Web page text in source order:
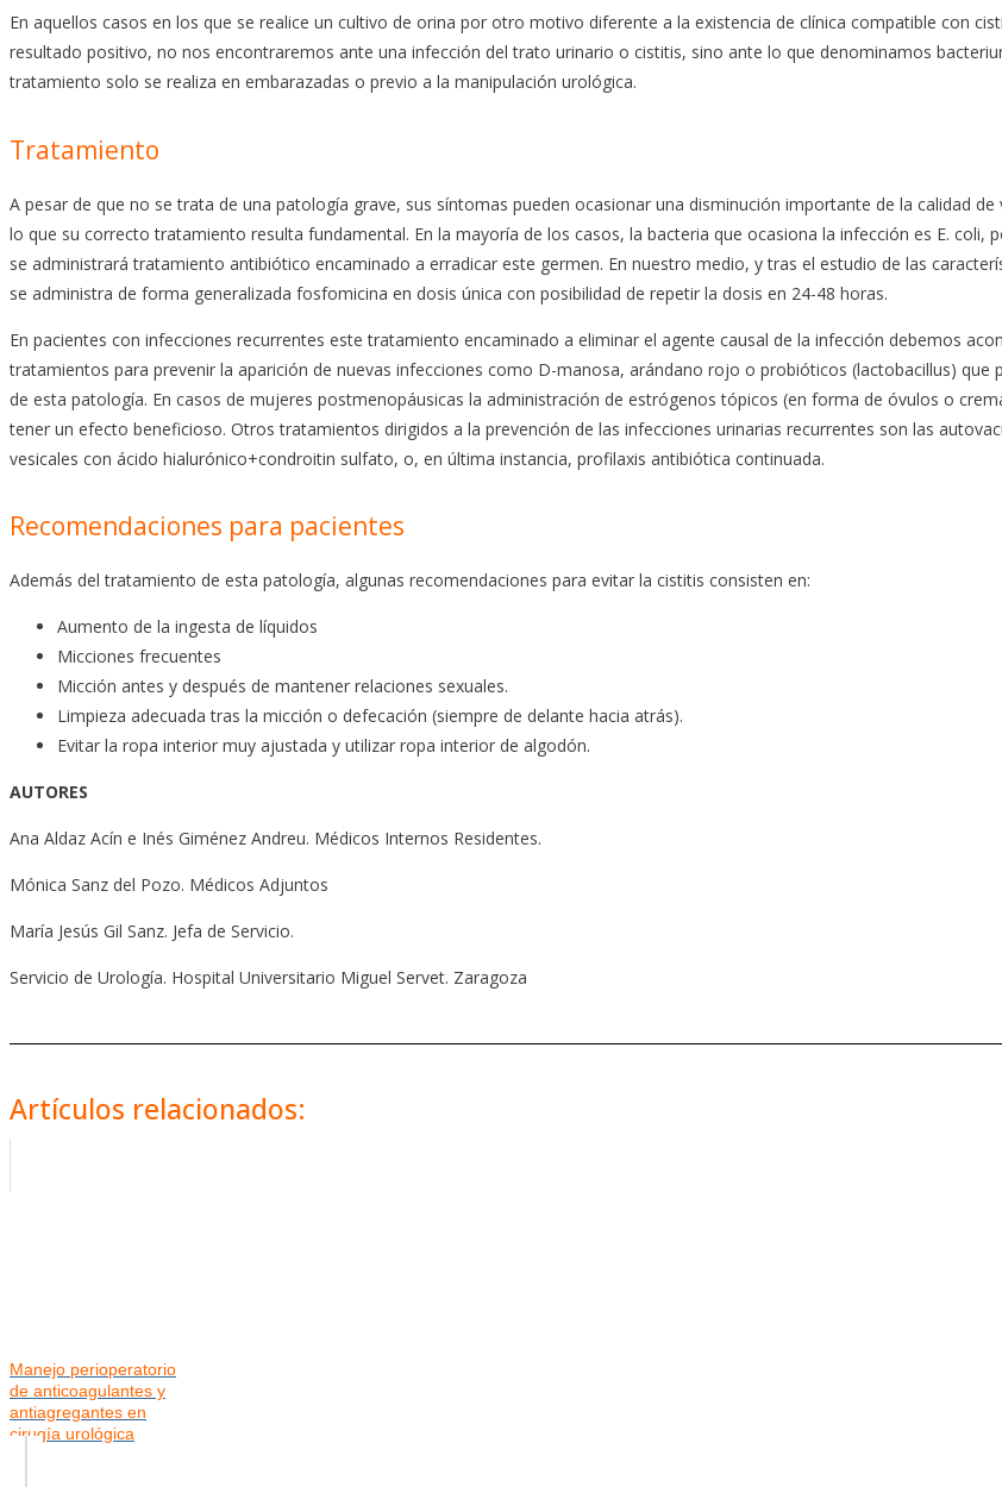
En aquellos casos en los que se realice un cultivo de orina por otro motivo diferente a la existencia de clínica compatible con
resultado positivo, no nos encontraremos ante una infección del trato urinario o cistitis, sino ante lo que denominamos
tratamiento solo se realiza en embarazadas o previo a la manipulación urológica.
Tratamiento
A pesar de que no se trata de una patología grave, sus síntomas pueden ocasionar una disminución importante de la calidad de
lo que su correcto tratamiento resulta fundamental. En la mayoría de los casos, la bacteria que ocasiona la infección es E. coli,
se administrará tratamiento antibiótico encaminado a erradicar este germen. En nuestro medio, y tras el estudio de las
se administra de forma generalizada fosfomicina en dosis única con posibilidad de repetir la dosis en 24-48 horas.
En pacientes con infecciones recurrentes este tratamiento encaminado a eliminar el agente causal de la infección debemos
tratamientos para prevenir la aparición de nuevas infecciones como D-manosa, arándano rojo o probióticos (lactobacillus) que
de esta patología. En casos de mujeres postmenopáusicas la administración de estrógenos tópicos (en forma de óvulos o
tener un efecto beneficioso. Otros tratamientos dirigidos a la prevención de las infecciones urinarias recurrentes son las
vesicales con ácido hialurónico+condroitin sulfato, o, en última instancia, profilaxis antibiótica continuada.
Recomendaciones para pacientes
Además del tratamiento de esta patología, algunas recomendaciones para evitar la cistitis consisten en:
Aumento de la ingesta de líquidos
Micciones frecuentes
Micción antes y después de mantener relaciones sexuales.
Limpieza adecuada tras la micción o defecación (siempre de delante hacia atrás).
Evitar la ropa interior muy ajustada y utilizar ropa interior de algodón.
AUTORES
Ana Aldaz Acín e Inés Giménez Andreu. Médicos Internos Residentes.
Mónica Sanz del Pozo. Médicos Adjuntos
María Jesús Gil Sanz. Jefa de Servicio.
Servicio de Urología. Hospital Universitario Miguel Servet. Zaragoza
Artículos relacionados:
Manejo perioperatorio
de anticoagulantes y
antiagregantes en
cirugía urológica